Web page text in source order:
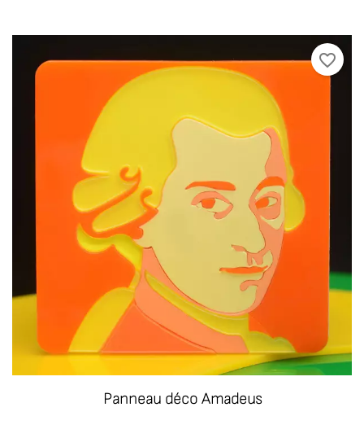
Panneau déco Amadeus
favorite_border